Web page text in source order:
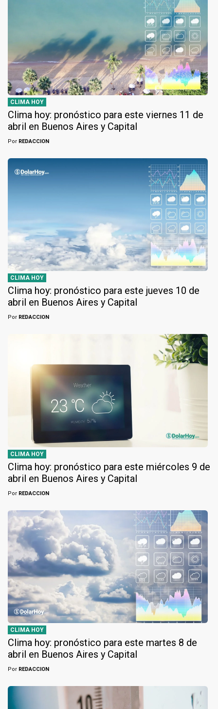
CLIMA HOY
Clima hoy: pronóstico para este viernes 11 de
abril en Buenos Aires y Capital
Por REDACCION
CLIMA HOY
Clima hoy: pronóstico para este jueves 10 de
abril en Buenos Aires y Capital
Por REDACCION
CLIMA HOY
Clima hoy: pronóstico para este miércoles 9 de
abril en Buenos Aires y Capital
Por REDACCION
CLIMA HOY
Clima hoy: pronóstico para este martes 8 de
abril en Buenos Aires y Capital
Por REDACCION